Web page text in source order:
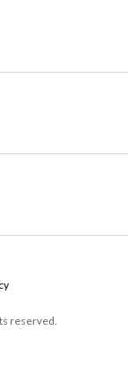
reserved.